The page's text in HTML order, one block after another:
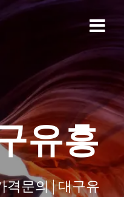
유흥
격문의 | 대구유